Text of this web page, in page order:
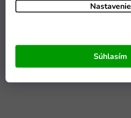
Nastavenie
Súhlasím